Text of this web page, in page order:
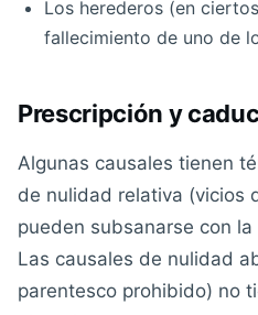
Los herederos (en
fallecimiento de uno de
Prescripción y
Algunas causales tienen
de nulidad relativa (vicios
pueden subsanarse con
Las causales de nulidad
parentesco prohibido) no